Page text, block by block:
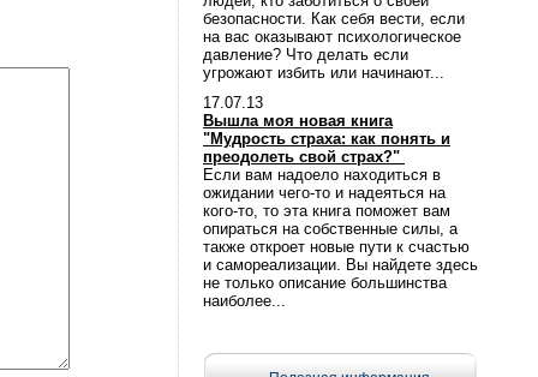
безопасности. Как себя вести, если
на вас оказывают психологическое
давление? Что делать если
угрожают избить или начинают...
17.07.13
Вышла моя новая книга
"Мудрость страха: как понять и
преодолеть свой страх?"
Если вам надоело находиться в
ожидании чего-то и надеяться на
кого-то, то эта книга поможет вам
опираться на собственные силы, а
также откроет новые пути к счастью
и самореализации. Вы найдете здесь
не только описание большинства
наиболее...